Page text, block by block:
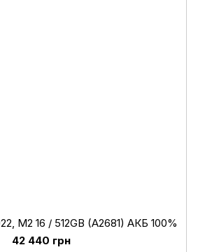
М2 16 / 512GB (A2681) АКБ 100%
42 440 грн